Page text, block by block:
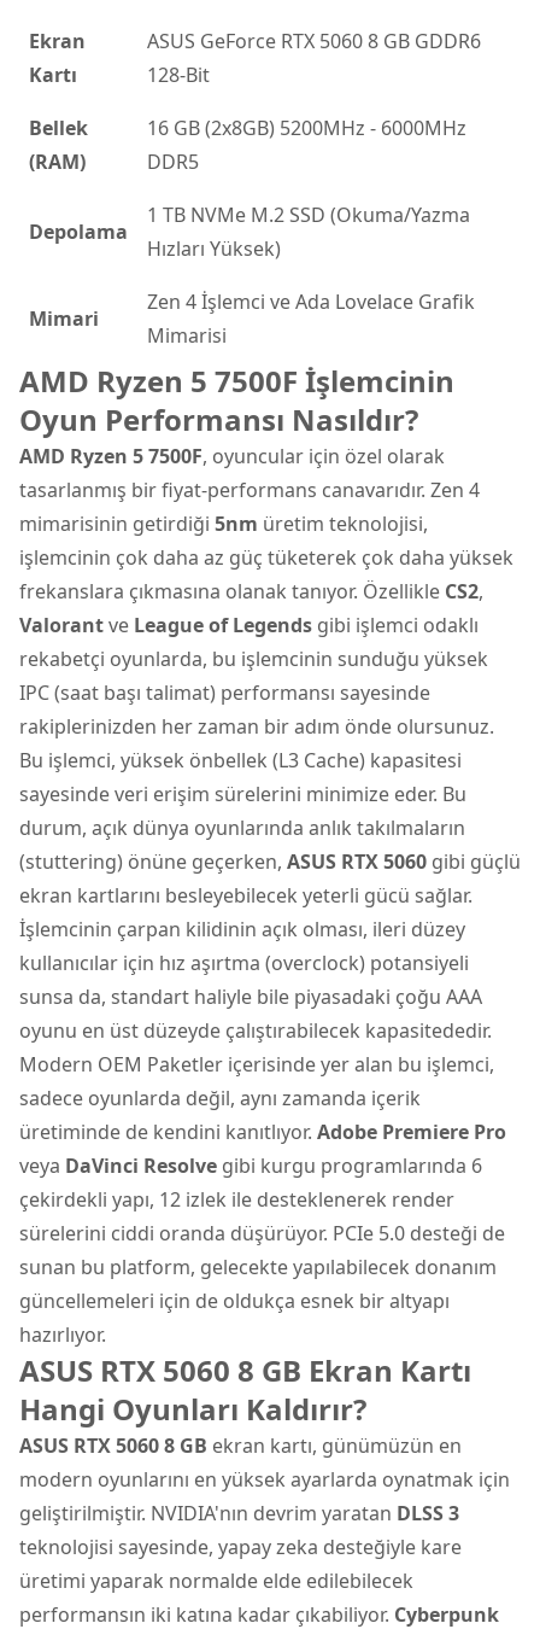
Ekran
Kartı
ASUS GeForce RTX 5060 8 GB GDDR6
128-Bit
Bellek
(RAM)
16 GB (2x8GB) 5200MHz - 6000MHz
DDR5
Depolama
1 TB NVMe M.2 SSD (Okuma/Yazma
Hızları Yüksek)
Mimari
Zen 4 İşlemci ve Ada Lovelace Grafik
Mimarisi
AMD Ryzen 5 7500F İşlemcinin
Oyun Performansı Nasıldır?
AMD Ryzen 5 7500F, oyuncular için özel olarak
tasarlanmış bir fiyat-performans canavarıdır. Zen 4
mimarisinin getirdiği 5nm üretim teknolojisi,
işlemcinin çok daha az güç tüketerek çok daha yüksek
frekanslara çıkmasına olanak tanıyor. Özellikle CS2,
Valorantve League of Legends gibi işlemci odaklı
rekabetçi oyunlarda, bu işlemcinin sunduğu yüksek
IPC (saat başı talimat) performansı sayesinde
rakiplerinizden her zaman bir adım önde olursunuz.
Bu işlemci, yüksek önbellek (L3 Cache) kapasitesi
sayesinde veri erişim sürelerini minimize eder. Bu
durum, açık dünya oyunlarında anlık takılmaların
(stuttering) önüne geçerken, ASUS RTX 5060 gibi güçlü
ekran kartlarını besleyebilecek yeterli gücü sağlar.
İşlemcinin çarpan kilidinin açık olması, ileri düzey
kullanıcılar için hız aşırtma (overclock) potansiyeli
sunsa da, standart haliyle bile piyasadaki çoğu AAA
oyunu en üst düzeyde çalıştırabilecek kapasitededir.
Modern OEM Paketler içerisinde yer alan bu işlemci,
sadece oyunlarda değil, aynı zamanda içerik
üretiminde de kendini kanıtlıyor. Adobe Premiere Pro
veya DaVinci Resolve gibi kurgu programlarında 6
çekirdekli yapı, 12 izlek ile desteklenerek render
sürelerini ciddi oranda düşürüyor. PCIe 5.0 desteği de
sunan bu platform, gelecekte yapılabilecek donanım
güncellemeleri için de oldukça esnek bir altyapı
hazırlıyor.
ASUS RTX 5060 8 GB Ekran Kartı
Hangi Oyunları Kaldırır?
ASUS RTX 5060 8 GB ekran kartı, günümüzün en
modern oyunlarını en yüksek ayarlarda oynatmak için
geliştirilmiştir. NVIDIA'nın devrim yaratan DLSS 3
teknolojisi sayesinde, yapay zeka desteğiyle kare
üretimi yaparak normalde elde edilebilecek
performansın iki katına kadar çıkabiliyor. Cyberpunk